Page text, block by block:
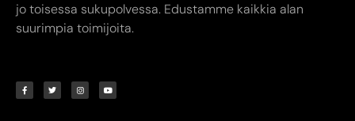
Kuva-Järvinen KY
Annankatu